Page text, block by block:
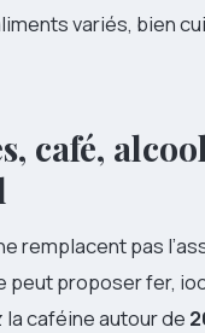
variés, bien
café,
remplacent pas
peut proposer fer,
caféine autour de